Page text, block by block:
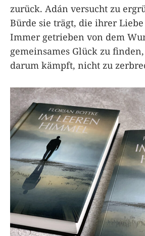
zurück. Adán versucht zu
Bürde sie trägt, die ihrer
Immer getrieben von dem
gemeinsames Glück zu
darum kämpft, nicht zu